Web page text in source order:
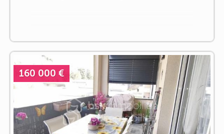
160 000 €